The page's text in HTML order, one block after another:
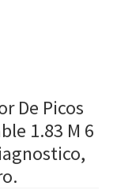
De Picos
1.83 M 6